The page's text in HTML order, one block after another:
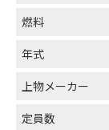
燃料
年式
上物メーカー
定員数